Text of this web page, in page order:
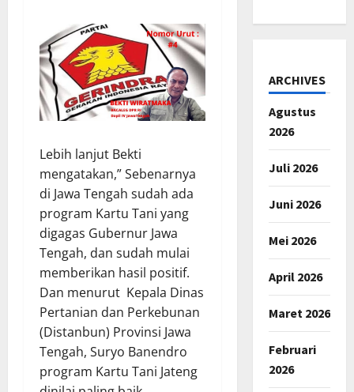
Lebih lanjut Bekti
mengatakan,” Sebenarnya
di Jawa Tengah sudah ada
program Kartu Tani yang
digagas Gubernur Jawa
Tengah, dan sudah mulai
memberikan hasil positif.
Dan menurut Kepala Dinas
Pertanian dan Perkebunan
(Distanbun) Provinsi Jawa
Tengah, Suryo Banendro
program Kartu Tani Jateng
ARCHIVES
Agustus
2026
Juli 2026
Juni 2026
Mei 2026
April 2026
Maret 2026
Februari
2026